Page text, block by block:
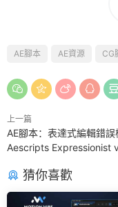
AE腳本 AE資源 CG
上一篇
AE腳本：表達式編輯錯
Aescripts Expressionist
猜你喜歡